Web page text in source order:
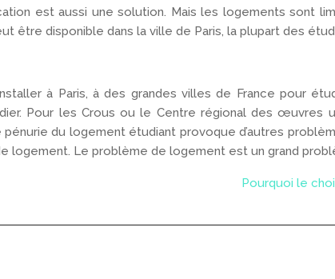
est aussi une solution. Mais les logements sont
disponible dans la ville de Paris, la plupart des
à Paris, à des grandes villes de France pour
Pour les Crous ou le Centre régional des œuvres
du logement étudiant provoque d’autres
logement. Le problème de logement est un grand
Pourquoi le